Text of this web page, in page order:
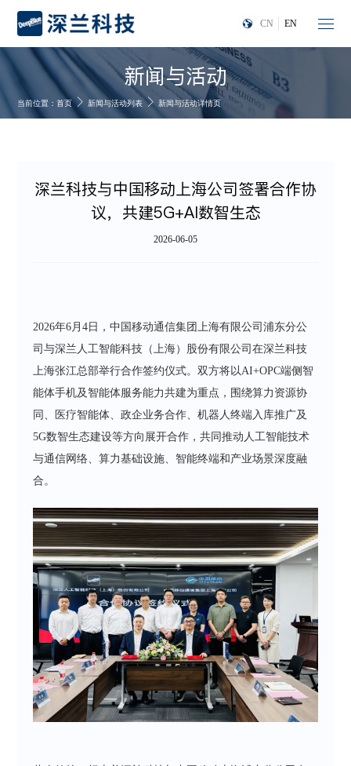
CN EN
新闻与活动
当前位置：首页 新闻与活动列表 新闻与活动详情页
深兰科技与中国移动上海公司签署合作协
议，共建5G+AI数智生态
2026-06-05
2026年6月4日，中国移动通信集团上海有限公司浦东分公
司与深兰人工智能科技（上海）股份有限公司在深兰科技
上海张江总部举行合作签约仪式。双方将以AI+OPC端侧智
能体手机及智能体服务能力共建为重点，围绕算力资源协
同、医疗智能体、政企业务合作、机器人终端入库推广及
5G数智生态建设等方向展开合作，共同推动人工智能技术
与通信网络、算力基础设施、智能终端和产业场景深度融
合。